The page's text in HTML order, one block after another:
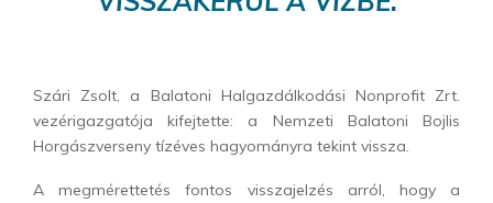
Szári Zsolt, a Balatoni Halgazdálkodási Nonprofit Zrt.
vezérigazgatója kifejtette: a Nemzeti Balatoni Bojlis
Horgászverseny tízéves hagyományra tekint vissza.
A megmérettetés fontos visszajelzés arról, hogy a